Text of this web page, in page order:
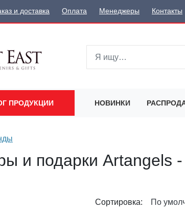
и доставка Оплата Менеджеры Контакты
ПРОДУКЦИИ НОВИНКИ
и подарки Artangels
Сортировка: По